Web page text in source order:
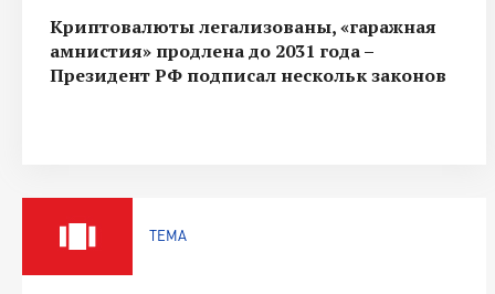
Криптовалюты легализованы, «гаражная
амнистия» продлена до 2031 года –
Президент РФ подписал нескольк законов
ТЕМА